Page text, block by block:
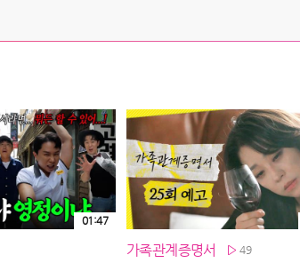
01:47
가족관계증명서 49